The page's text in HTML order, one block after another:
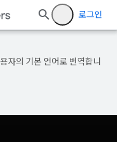
로그인
자의 기본 언어로 번역합니